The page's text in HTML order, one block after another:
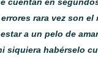
rara vez son
a un pelo de
siquiera habérselo